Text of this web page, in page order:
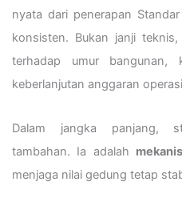
nyata dari penerapan
konsisten. Bukan janji
terhadap umur bangunan,
keberlanjutan anggaran
Dalam jangka panjang,
tambahan. Ia adalah
menjaga nilai gedung tetap